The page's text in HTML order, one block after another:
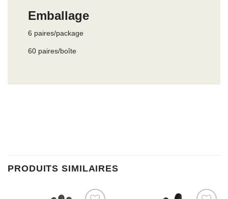
Emballage
6 paires/package
60 paires/boîte
PRODUITS SIMILAIRES